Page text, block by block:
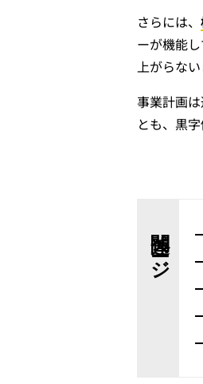
さらには、
ーが機能
上がらな
事業計画
とも、黒
関連ページ